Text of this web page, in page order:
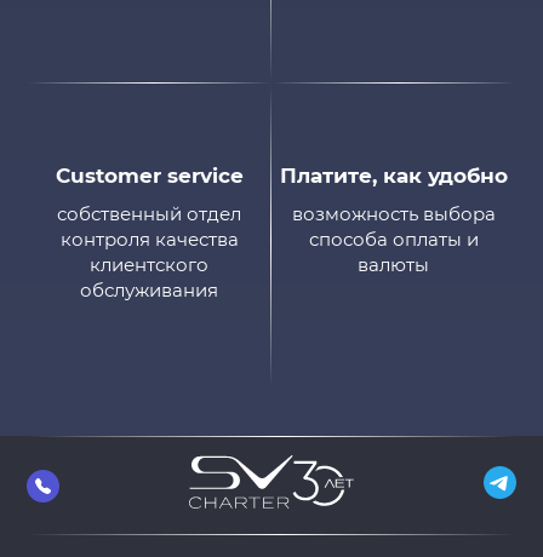
Customer service
собственный отдел
контроля качества
клиентского
обслуживания
Платите, как удобно
возможность выбора
способа оплаты и
валюты